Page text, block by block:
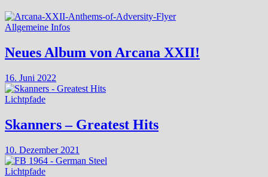
Allgemeine Infos
Neues Album von Arcana XXII!
16. Juni 2022
Lichtpfade
Skanners – Greatest Hits
10. Dezember 2021
Lichtpfade